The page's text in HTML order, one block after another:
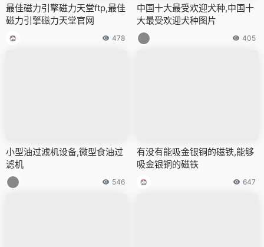
最佳磁力引擎磁力天堂ftp,最佳
磁力引擎磁力天堂官网
478
中国十大最受欢迎犬种,中国十
大最受欢迎犬种图片
405
小型油过滤机设备,微型食油过
滤机
546
有没有能吸金银铜的磁铁,能够
吸金银铜的磁铁
647